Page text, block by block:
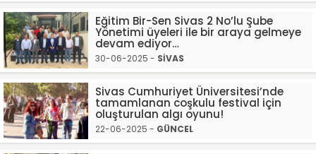
Eğitim Bir-Sen Sivas 2 No’lu Şube
Yönetimi üyeleri ile bir araya gelmeye
devam ediyor…
30-06-2025 - SİVAS
Sivas Cumhuriyet Üniversitesi’nde
tamamlanan coşkulu festival için
oluşturulan algı oyunu!
22-06-2025 - GÜNCEL